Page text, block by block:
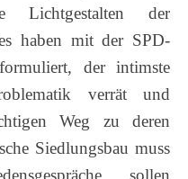
Lichtgestalten der
haben mit der SPD-
der intimste
verrät und
Weg zu deren
Siedlungsbau muss